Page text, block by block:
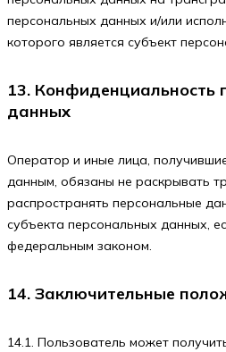
персональных данных и/или
которого является субъект
13. Конфиденциальность
данных
Оператор и иные лица,
данным, обязаны не раскрывать
распространять персональные
субъекта персональных данных,
федеральным законом.
14. Заключительные
14.1. Пользователь может